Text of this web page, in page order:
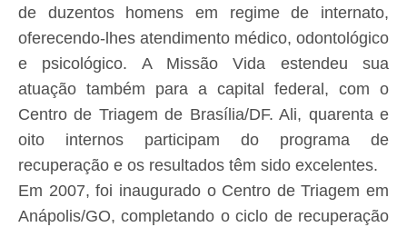
de duzentos homens em regime de internato,
oferecendo-lhes atendimento médico, odontológico
e psicológico. A Missão Vida estendeu sua
atuação também para a capital federal, com o
Centro de Triagem de Brasília/DF. Ali, quarenta e
oito internos participam do programa de
recuperação e os resultados têm sido excelentes.
Em 2007, foi inaugurado o Centro de Triagem em
Anápolis/GO, completando o ciclo de recuperação